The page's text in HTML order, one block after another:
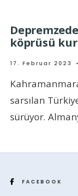
köprüsü
17. Februar 2023 •
sarsılan
sürüyor.
FACEBOOK